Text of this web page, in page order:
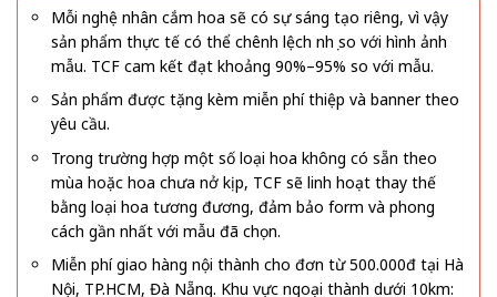
Mỗi nghệ nhân cắm hoa sẽ có sự sáng tạo riêng, vì vậy
sản phẩm thực tế có thể chênh lệch nhẹ so với hình ảnh
mẫu. TCF cam kết đạt khoảng 90%–95% so với mẫu.
Sản phẩm được tặng kèm miễn phí thiệp và banner theo
yêu cầu.
Trong trường hợp một số loại hoa không có sẵn theo
mùa hoặc hoa chưa nở kịp, TCF sẽ linh hoạt thay thế
bằng loại hoa tương đương, đảm bảo form và phong
cách gần nhất với mẫu đã chọn.
Miễn phí giao hàng nội thành cho đơn từ 500.000đ tại Hà
Nội, TP.HCM, Đà Nẵng. Khu vực ngoại thành dưới 10km: